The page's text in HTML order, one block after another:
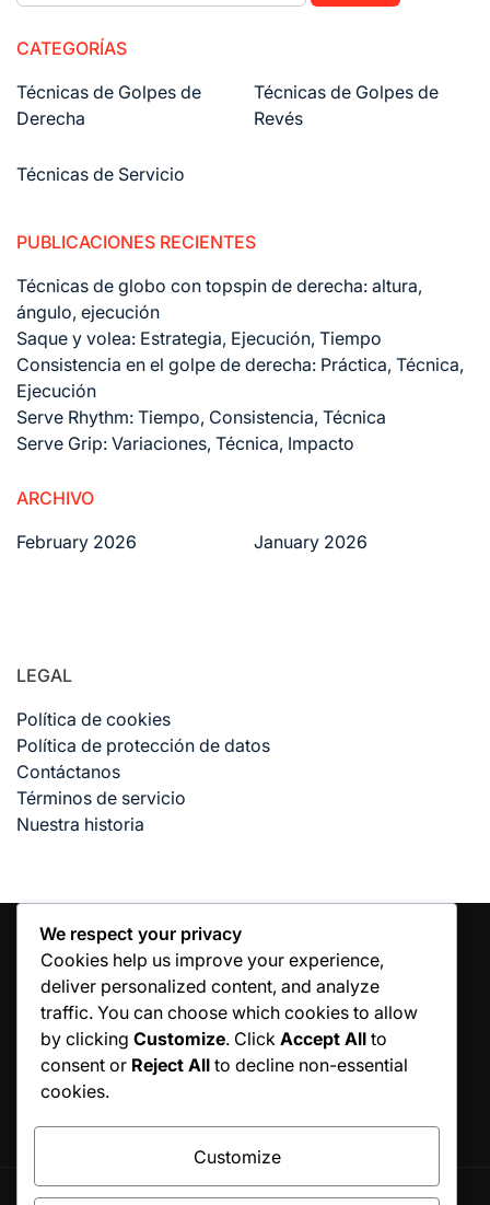
CATEGORÍAS
Técnicas de Golpes de
Derecha
Técnicas de Golpes de
Revés
Técnicas de Servicio
PUBLICACIONES RECIENTES
Técnicas de globo con topspin de derecha: altura,
ángulo, ejecución
Saque y volea: Estrategia, Ejecución, Tiempo
Consistencia en el golpe de derecha: Práctica, Técnica,
Ejecución
Serve Rhythm: Tiempo, Consistencia, Técnica
Serve Grip: Variaciones, Técnica, Impacto
ARCHIVO
February 2026
January 2026
LEGAL
Política de cookies
Política de protección de datos
Contáctanos
Términos de servicio
Nuestra historia
BUSCAR
Search
for:
We respect your privacy
Cookies help us improve your experience,
deliver personalized content, and analyze
traffic. You can choose which cookies to allow
by clicking Customize. Click Accept All to
consent or Reject All to decline non-essential
cookies.
Customize